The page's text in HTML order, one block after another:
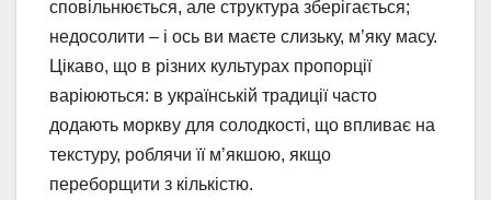
сповільнюється, але структура зберігається;
недосолити – і ось ви маєте слизьку, м’яку масу.
Цікаво, що в різних культурах пропорції
варіюються: в українській традиції часто
додають моркву для солодкості, що впливає на
текстуру, роблячи її м’якшою, якщо
переборщити з кількістю.